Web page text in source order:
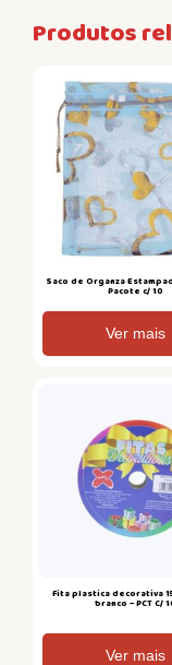
Produtos
Saco de Organza
Pacote c/ 10
Ver mais
Fita plastica decorativa
branco – PCT C/
Ver mais